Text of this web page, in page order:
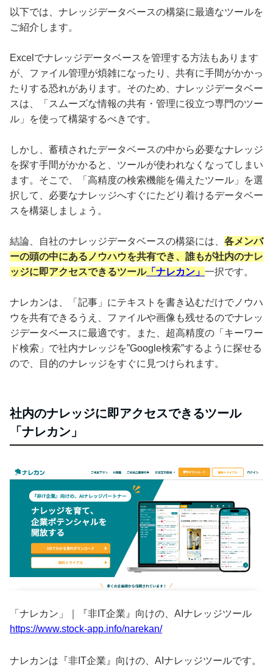
以下では、ナレッジデータベースの構築に最適なツールを
ご紹介します。
Excelでナレッジデータベースを管理する方法もあります
が、ファイル管理が煩雑になったり、共有に手間がかかっ
たりする恐れがあります。そのため、ナレッジデータベー
スは、「スムーズな情報の共有・管理に役立つ専門のツー
ル」を使って構築するべきです。
しかし、蓄積されたデータベースの中から必要なナレッジ
を探す手間がかかると、ツールが使われなくなってしまい
ます。そこで、「高精度の検索機能を備えたツール」を選
択して、必要なナレッジへすぐにたどり着けるデータベー
スを構築しましょう。
結論、自社のナレッジデータベースの構築には、 各メンバ
ーの頭の中にあるノウハウを共有でき、誰もが社内のナレ
ッジに即アクセスできるツール「ナレカン」 一択です。
ナレカンは、「記事」にテキストを書き込むだけでノウハ
ウを共有できるうえ、ファイルや画像も残せるのでナレッ
ジデータベースに最適です。また、超高精度の「キーワー
ド検索」で社内ナレッジを”Google検索”するように探せる
ので、目的のナレッジをすぐに見つけられます。
社内のナレッジに即アクセスできるツール
「ナレカン」
「ナレカン」｜『非IT企業』向けの、AIナレッジツール
https://www.stock-app.info/narekan/
ナレカンは『非IT企業』向けの、AIナレッジツールです。